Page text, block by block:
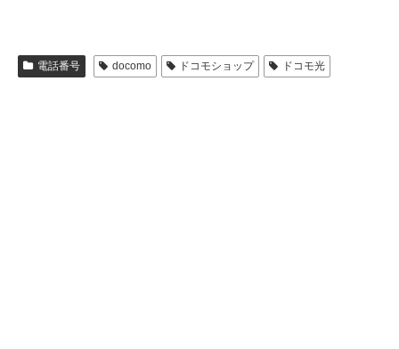
電話番号 docomo ドコモショップ ドコモ光